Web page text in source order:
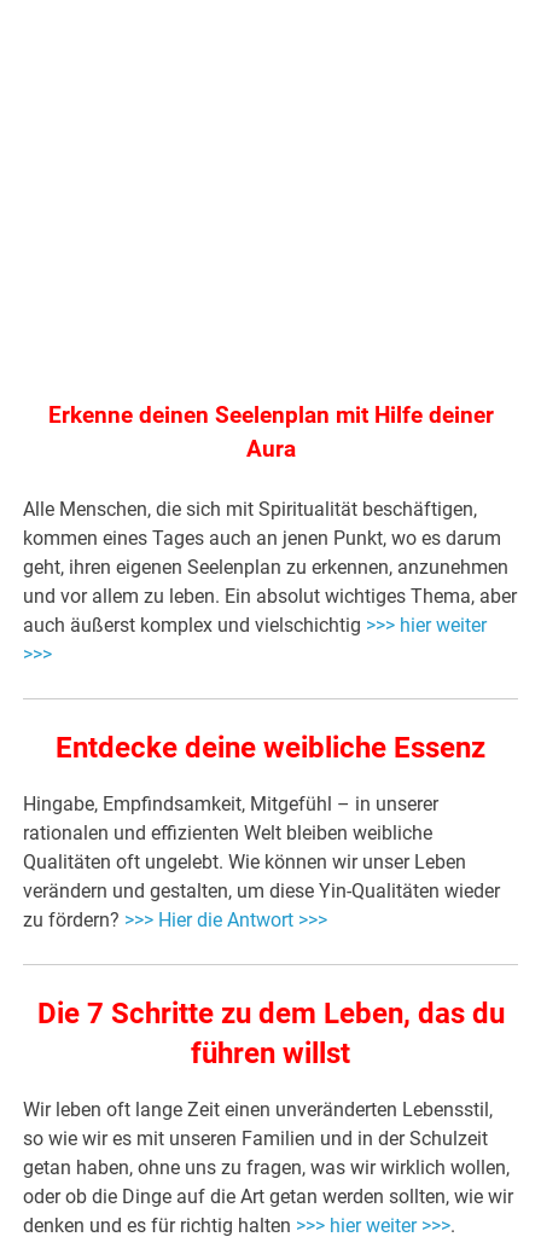
Erkenne deinen Seelenplan mit Hilfe deiner
Aura
Alle Menschen, die sich mit Spiritualität beschäftigen,
kommen eines Tages auch an jenen Punkt, wo es darum
geht, ihren eigenen Seelenplan zu erkennen, anzunehmen
und vor allem zu leben. Ein absolut wichtiges Thema, aber
auch äußerst komplex und vielschichtig >>> hier weiter
>>>
Entdecke deine weibliche Essenz
Hingabe, Empfindsamkeit, Mitgefühl – in unserer
rationalen und effizienten Welt bleiben weibliche
Qualitäten oft ungelebt. Wie können wir unser Leben
verändern und gestalten, um diese Yin-Qualitäten wieder
zu fördern? >>> Hier die Antwort >>>
Die 7 Schritte zu dem Leben, das du
führen willst
Wir leben oft lange Zeit einen unveränderten Lebensstil,
so wie wir es mit unseren Familien und in der Schulzeit
getan haben, ohne uns zu fragen, was wir wirklich wollen,
oder ob die Dinge auf die Art getan werden sollten, wie wir
denken und es für richtig halten >>> hier weiter >>>.